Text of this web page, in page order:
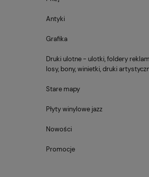
Antyki
Grafika
Druki ulotne - ulotki, foldery
losy, bony, winietki, druki
Stare mapy
Płyty winylowe jazz
Nowości
Promocje